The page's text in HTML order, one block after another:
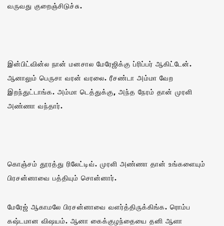
வருவது குறைஞ்சிடுச்சு.
இன்பிட்வின்ல நான் மனசால மேரேஜிக்கு ப்ரிப்பர் ஆகிட்டேன்.
ஆனாலும் பெருசா வரன் வரலை. ரீசண்டா அம்மா வேற
இறந்துட்டாங்க. அம்மா டெத்துக்கு, அந்த நேரம் தான் முரளி
அண்ணா வந்தார்.
கொஞ்சம் தூரத்து ரிலேட்டிவ். முரளி அண்ணா தான் உங்களையும்
பிரசன்னாவை பத்தியும்‌ சொன்னார்.
மேரேஜ் ஆகாமலே பிரசன்னாவை வளர்த்திருக்கிங்க. ரொம்ப
கஷ்டமான விஷயம். ஆனா கைக்குழந்தையை தனி ஆளா